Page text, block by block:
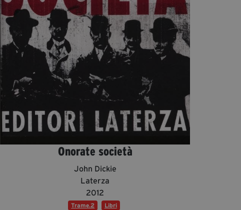
Chi Siamo
Civico Trame
#Trameascuola
Visioni Civiche
Mostra 3D - Visioni Civiche
Il Diritto di Essere
Archivio Storico
Contatti
segreteria@tramefestival.it
info@tramefestival.it
+39 346 954 4078
Onorate società
John Dickie
Laterza
2012
Trame.2 Libri